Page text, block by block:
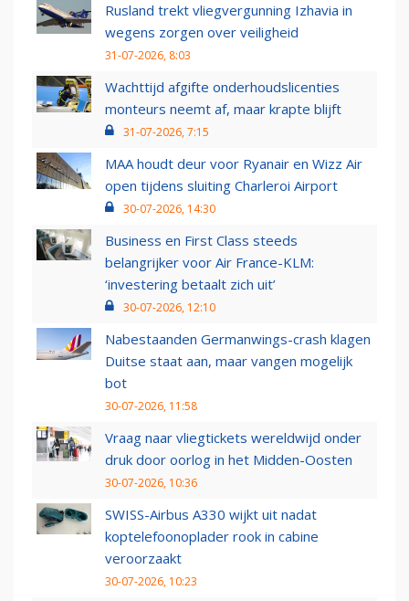
Rusland trekt vliegvergunning Izhavia in
wegens zorgen over veiligheid
31-07-2026, 8:03
Wachttijd afgifte onderhoudslicenties
monteurs neemt af, maar krapte blijft
31-07-2026, 7:15
MAA houdt deur voor Ryanair en Wizz Air
open tijdens sluiting Charleroi Airport
30-07-2026, 14:30
Business en First Class steeds
belangrijker voor Air France-KLM:
‘investering betaalt zich uit’
30-07-2026, 12:10
Nabestaanden Germanwings-crash klagen
Duitse staat aan, maar vangen mogelijk
bot
30-07-2026, 11:58
Vraag naar vliegtickets wereldwijd onder
druk door oorlog in het Midden-Oosten
30-07-2026, 10:36
SWISS-Airbus A330 wijkt uit nadat
koptelefoonoplader rook in cabine
veroorzaakt
30-07-2026, 10:23